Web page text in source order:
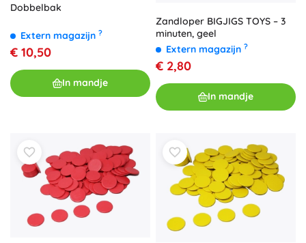
Dobbelbak
Extern magazijn ?
€ 10,50
In mandje
Zandloper BIGJIGS TOYS – 3
minuten, geel
Extern magazijn ?
€ 2,80
In mandje